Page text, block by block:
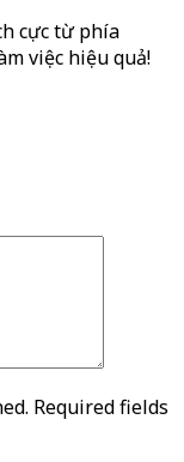
cực từ phía
việc hiệu quả!
Required fields